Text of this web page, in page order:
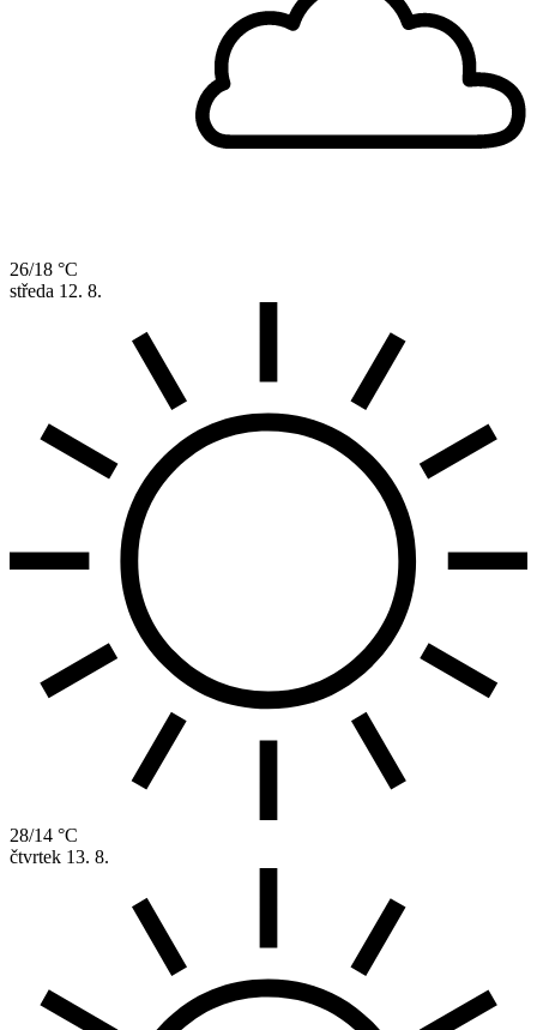
26/18 °C
středa 12. 8.
28/14 °C
čtvrtek 13. 8.